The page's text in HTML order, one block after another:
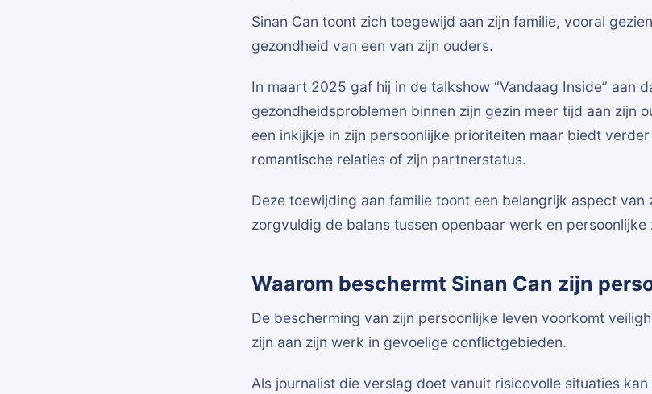
Sinan Can toont zich toegewijd aan zijn familie, vooral
gezondheid van een van zijn ouders.
In maart 2025 gaf hij in de talkshow “Vandaag Inside” aan
gezondheidsproblemen binnen zijn gezin meer tijd aan zijn
een inkijkje in zijn persoonlijke prioriteiten maar biedt
romantische relaties of zijn partnerstatus.
Deze toewijding aan familie toont een belangrijk aspect
zorgvuldig de balans tussen openbaar werk en persoonlijke
Waarom beschermt Sinan Can zijn
De bescherming van zijn persoonlijke leven voorkomt
zijn aan zijn werk in gevoelige conflictgebieden.
Als journalist die verslag doet vanuit risicovolle situaties